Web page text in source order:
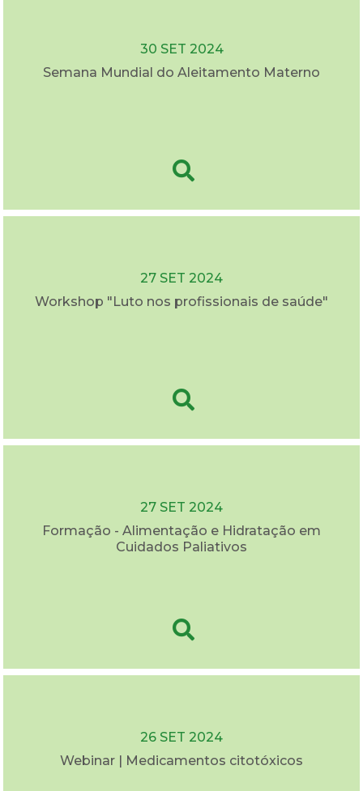
30 SET 2024
Semana Mundial do Aleitamento Materno
27 SET 2024
Workshop "Luto nos profissionais de saúde"
27 SET 2024
Formação - Alimentação e Hidratação em
Cuidados Paliativos
26 SET 2024
Webinar | Medicamentos citotóxicos